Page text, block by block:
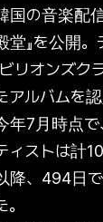
国の音楽配
堂』を公開
ビリオンズ
アルバムを認
年7月時点
ィストは計
降、494日
。